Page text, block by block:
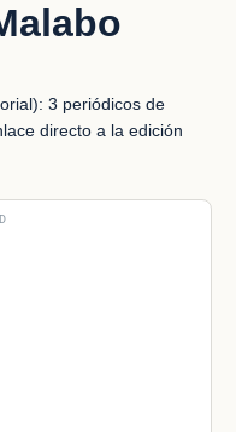
3 periódicos de
directo a la edición